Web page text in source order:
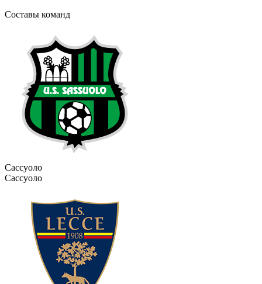
Составы команд
Сассуоло
Сассуоло